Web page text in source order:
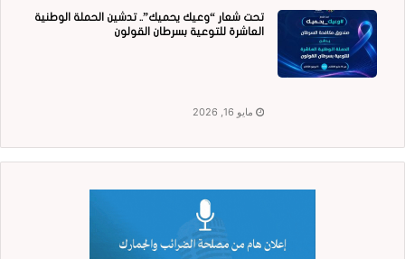
تحت شعار “وعيك يحميك”.. تدشين الحملة الوطنية
العاشرة للتوعية بسرطان القولون
مايو 16, 2026